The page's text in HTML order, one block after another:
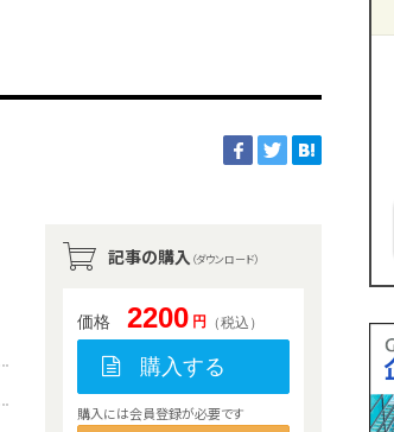
記事の購入 （ダウンロード）
価格 2200 円 （税込）
購入する
購入には会員登録が必要です